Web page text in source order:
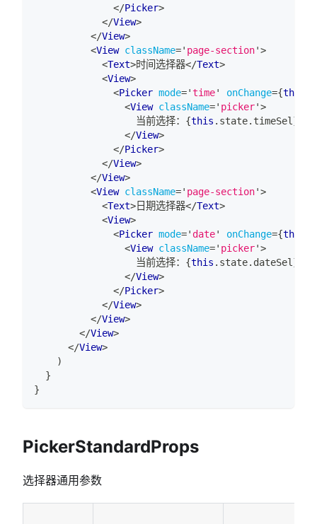
</Picker>
</View>
</View>
<View className=' page-section'>
<Text>时间选择器</Text>
<View>
<Picker mode='time' onChange={this
<View className=' picker'>
                  当前选择：
{this . state. timeSel }
</View>
</Picker>
</View>
</View>
<View className=' page-section'>
<Text>日期选择器</Text>
<View>
<Picker mode='date' onChange={this
<View className=' picker'>
                  当前选择：
{this . state. dateSel }
</View>
</Picker>
</View>
</View>
</View>
</View>
)
}
}
PickerStandardProps
选择器通用参数